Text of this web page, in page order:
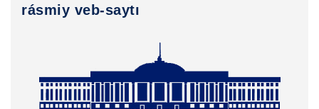
rásmiy veb-saytı